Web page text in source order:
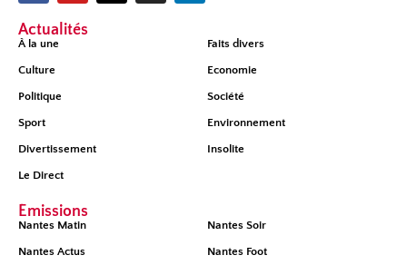
Actualités
À la une Faits divers
Culture Economie
Politique Société
Sport Environnement
Divertissement Insolite
Le Direct
Émissions
Nantes Matin Nantes Soir
Nantes Actus Nantes Foot